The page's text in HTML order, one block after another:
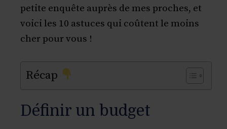
petite enquête auprès de mes proches, et
voici les 10 astuces qui coûtent le moins
cher pour vous !
Récap
Définir un budget